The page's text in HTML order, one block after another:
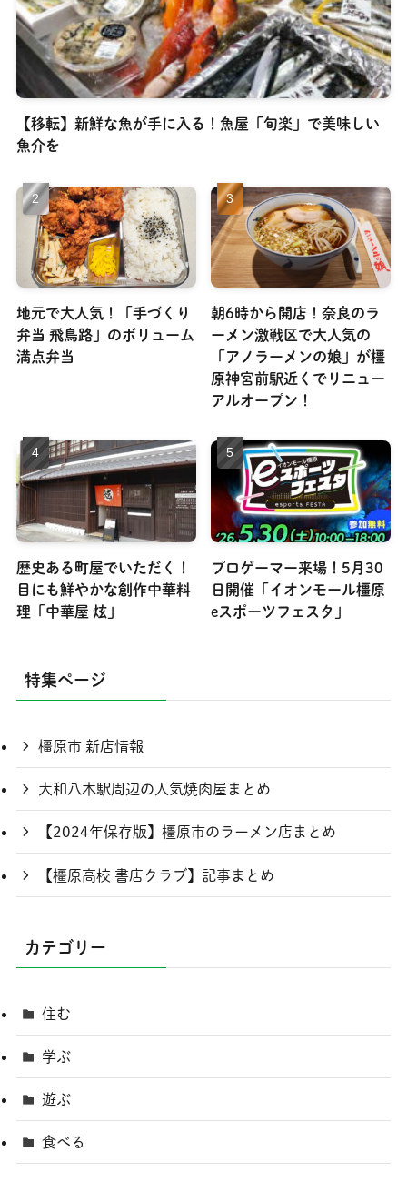
【移転】新鮮な魚が手に入る！魚屋「旬楽」で美味しい
魚介を
地元で大人気！「手づくり
弁当 飛鳥路」のボリューム
満点弁当
朝6時から開店！奈良のラ
ーメン激戦区で大人気の
「アノラーメンの娘」が橿
原神宮前駅近くでリニュー
アルオープン！
歴史ある町屋でいただく！
目にも鮮やかな創作中華料
理「中華屋 炫」
プロゲーマー来場！5月30
日開催「イオンモール橿原
eスポーツフェスタ」
特集ページ
橿原市 新店情報
大和八木駅周辺の人気焼肉屋まとめ
【2024年保存版】橿原市のラーメン店まとめ
【橿原高校 書店クラブ】記事まとめ
カテゴリー
住む
学ぶ
遊ぶ
食べる